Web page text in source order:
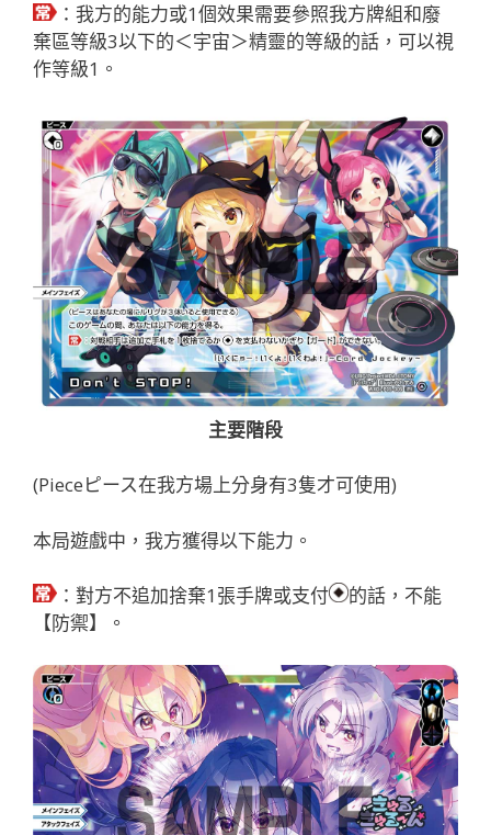
：我方的能力或1個效果需要參照我方牌組和廢
棄區等級3以下的＜宇宙＞精靈的等級的話，可以視
作等級1。
主要階段
(Pieceピース在我方場上分身有3隻才可使用)
本局遊戲中，我方獲得以下能力。
：對方不追加捨棄1張手牌或支付
的話，不能
【防禦】。